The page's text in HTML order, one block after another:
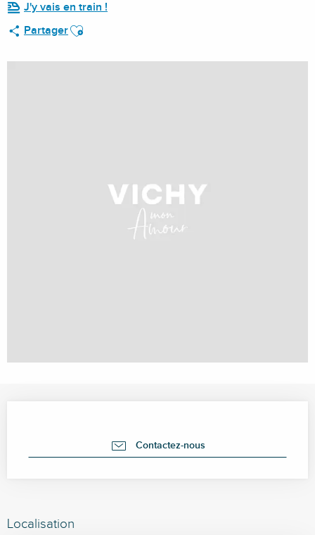
J'y vais en train !
PartagerAjouter aux favoris
Contactez-nous
Localisation